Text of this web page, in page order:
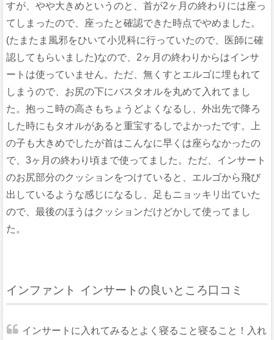
すが、やや大きめというのと、首が2ヶ月の終わりには座っ
てしまったので、座ったと確認できた時点でやめました。
(たまたま風邪をひいて小児科に行っていたので、医師に確
認してもらいました)なので、2ヶ月の終わりからはインサ
ートは使っていません。ただ、無くすとエルゴに埋もれて
しまうので、お尻の下にバスタオルを丸めて入れてまし
た。抱っこ時の高さもちょうどよくなるし、外出先で降ろ
した時にもタオルがあると重宝するしでよかったです。上
の子も大きめでしたが首はこんなに早くは座らなかったの
で、3ヶ月の終わり頃まで使ってました。ただ、インサート
のお尻部分のクッションをつけていると、エルゴから飛び
出しているような感じになるし、足もニョッキリ出ていた
ので、最後のほうはクッションだけどかして使ってまし
た。
インファント インサートの良いところ口コミ
インサートに入れてみるとよく寝ること寝ること！入れ